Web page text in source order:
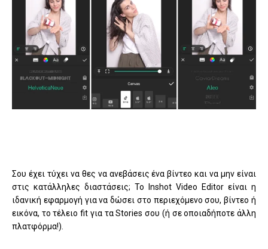
Σου έχει τύχει να θες να ανεβάσεις ένα βίντεο και να μην είναι
στις κατάλληλες διαστάσεις; Το Inshot Video Editor είναι η
ιδανική εφαρμογή για να δώσει στο περιεχόμενο σου, βίντεο ή
εικόνα, το τέλειο fit για τα Stories σου (ή σε οποιαδήποτε άλλη
πλατφόρμα!).